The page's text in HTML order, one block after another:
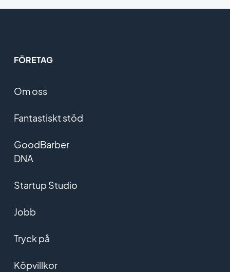
FÖRETAG
Om oss
Fantastiskt stöd
GoodBarber
DNA
Startup Studio
Jobb
Tryck på
Köpvillkor